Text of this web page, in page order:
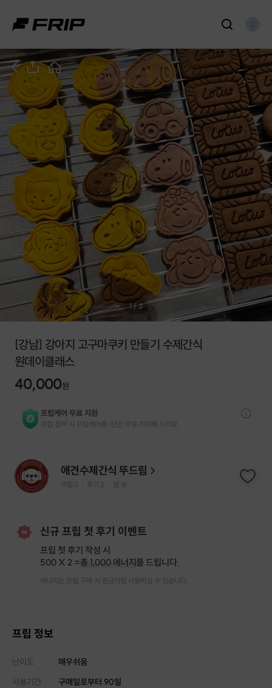
1/3
[강남] 강아지 고구마쿠키 만들기 수제간식
원데이클래스
40,000원
프립케어 무료 지원
프립 참여 시 프립케어를 1년간 무료 지원해 드리요.
애견수제간식 뚜드림
프립 0 후기 2 찜 16
신규 프립 첫 후기 이벤트
프립 첫 후기 작성 시
500 X 2 =총 1,000 에너지를 드립니다.
에너지는 프립 구매 시 현금처럼 사용하실 수 있습니다.
프립 정보
난이도
매우쉬움
사용기간
구매일로부터 90일